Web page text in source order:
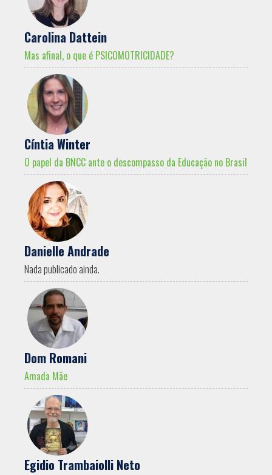
Carolina Dattein
Mas afinal, o que é PSICOMOTRICIDADE?
Cíntia Winter
O papel da BNCC ante o descompasso da Educação no Brasil
Danielle Andrade
Nada publicado ainda.
Dom Romani
Amada Mãe
Egidio Trambaiolli Neto